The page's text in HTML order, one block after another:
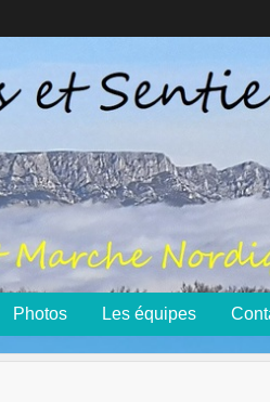
Photos Les équipes